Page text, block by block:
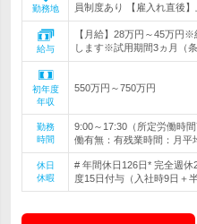
勤務地
員制度あり 【雇入れ直後】
給与
【月給】28万円～45万円
します※試用期間3ヵ月（条
初年度
年収
550万円～750万円
勤務
時間
9:00～17:30（所定労働時
働有無：有残業時間：月平
休日
休暇
# 年間休日126日* 完全週
度15日付与（入社時9日＋